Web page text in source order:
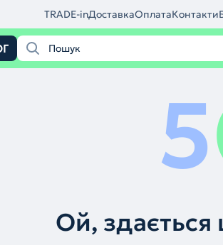
TRADE-inДоставкаОплатаКонтакти
5
Ой, здається